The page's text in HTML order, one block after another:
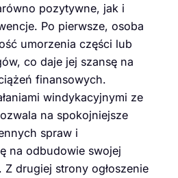
pozytywne, jak i
Po pierwsze, osoba
umorzenia części lub
co daje jej szansę na
finansowych.
windykacyjnymi ze
na spokojniejsze
spraw i
na odbudowie swojej
drugiej strony ogłoszenie